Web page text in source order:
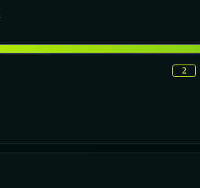
2